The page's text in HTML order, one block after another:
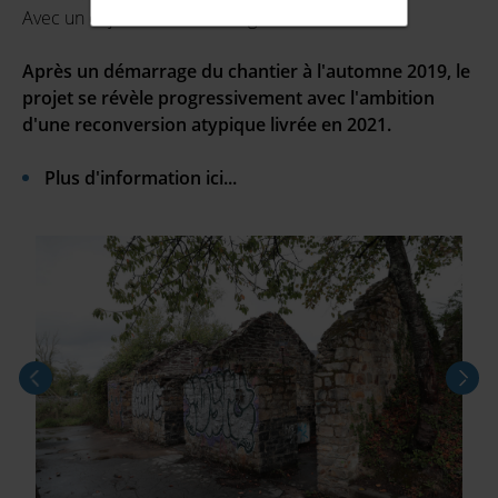
Avec un enjeu fort : ne rien figer !
Après un démarrage du chantier à l'automne 2019, le
projet se révèle progressivement avec l'ambition
d'une reconversion atypique livrée en 2021.
Plus d'information ici...